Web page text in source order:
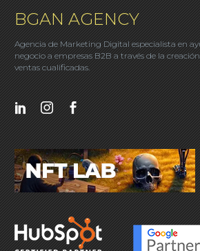
BGAN AGENCY
Agencia de Marketing Digital especialista en
negocio a empresas B2B a través de la
ventas cualificadas.